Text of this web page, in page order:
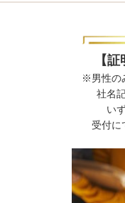
【
※男性の
社名
い
受付に